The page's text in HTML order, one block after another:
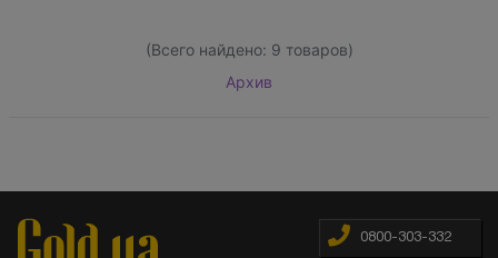
(Всего найдено: 9 товаров)
Архив
0800-303-332